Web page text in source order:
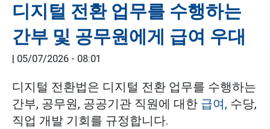
디지털 전환 업무를 수행하는
간부 및 공무원에게 급여 우대
05/07/2026 - 08:01
디지털 전환법은 디지털 전환 업무를 수행하는
간부, 공무원, 공공기관 직원에 대한 급여, 수당,
직업 개발 기회를 규정합니다.